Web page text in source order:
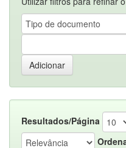
Resultados/Página